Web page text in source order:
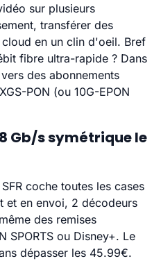
sur plusieurs
transférer des
en un clin d'oeil. Bref
fibre ultra-rapide ? Dans
des abonnements
PON (ou 10G-EPON
8 Gb/s symétrique le
coche toutes les cases
et en envoi, 2 décodeurs
des remises
SPORTS ou Disney+. Le
dépasser les 45.99€.